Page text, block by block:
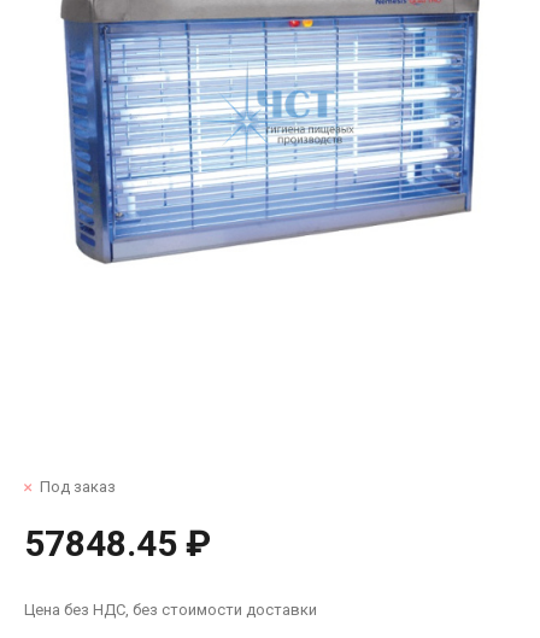
Под заказ
57848.45 ₽
Цена без НДС, без стоимости доставки